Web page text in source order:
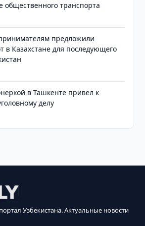
общественного транспорта
предложили
в Казахстане для последующего
в Ташкенте привел к
делу
Узбекистана. Актуальные новости